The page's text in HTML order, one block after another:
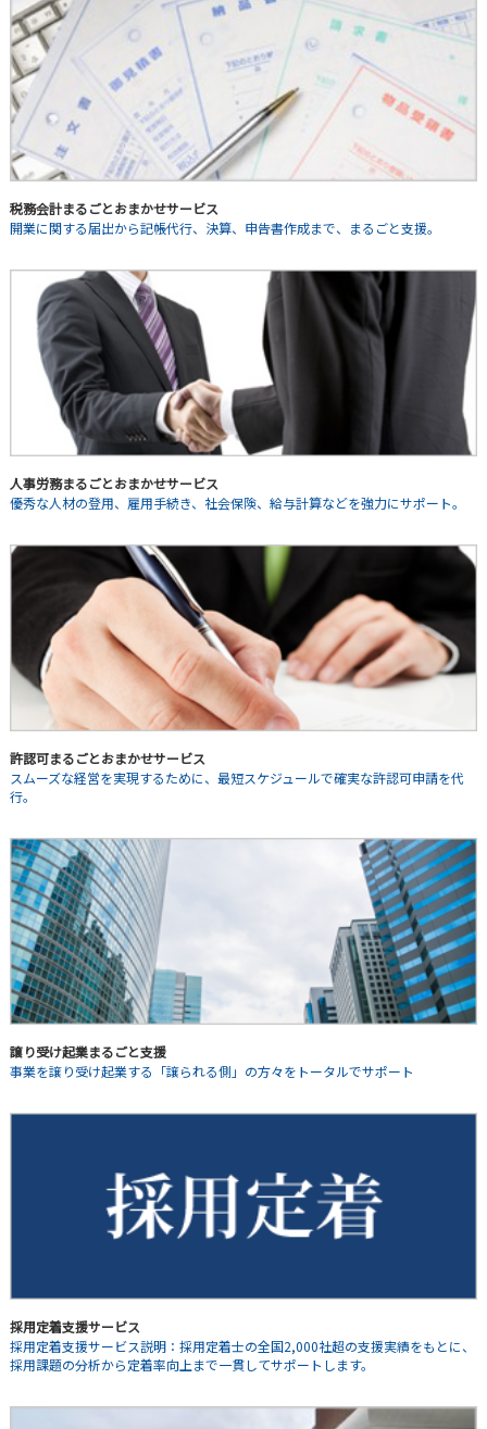
税務会計まるごとおまかせサービス
開業に関する届出から記帳代行、決算、申告書作成まで、まるごと支援。
人事労務まるごとおまかせサービス
優秀な人材の登用、雇用手続き、社会保険、給与計算などを強力にサポート。
許認可まるごとおまかせサービス
スムーズな経営を実現するために、最短スケジュールで確実な許認可申請を代
行。
譲り受け起業まるごと支援
事業を譲り受け起業する「譲られる側」の方々をトータルでサポート
採用定着支援サービス
採用定着支援サービス説明：採用定着士の全国2,000社超の支援実績をもとに、
採用課題の分析から定着率向上まで一貫してサポートします。